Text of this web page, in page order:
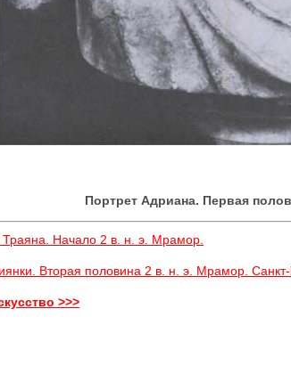
Портрет Адриана. Первая
Траяна. Начало 2 в. н. э. Мрамор.
Вторая половина 2 в. н. э. Мрамор.
>>>